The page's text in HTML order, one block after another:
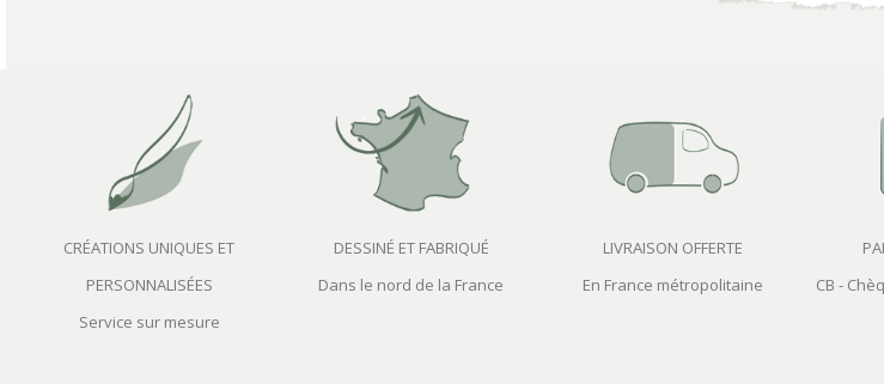
CRÉATIONS UNIQUES ET
PERSONNALISÉES
Service sur mesure
DESSINÉ ET FABRIQUÉ
Dans le nord de la France
LIVRAISON OFFERTE
En France métropolitaine
CB -